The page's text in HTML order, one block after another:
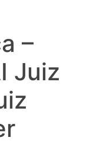
–
Juiz